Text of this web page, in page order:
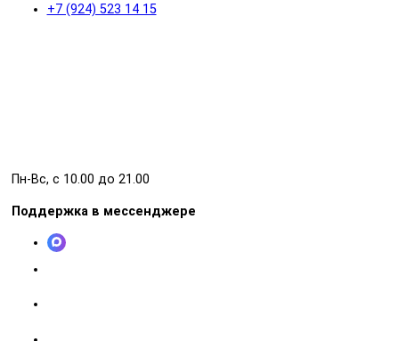
+7 (924) 523 14 15
Пн-Вс, с 10.00 до 21.00
Поддержка в мессенджере